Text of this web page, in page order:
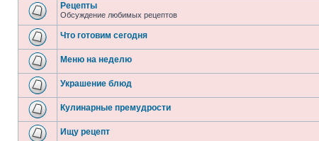
Рецепты
Обсуждение любимых рецептов
Что готовим сегодня
Меню на неделю
Украшение блюд
Кулинарные премудрости
Ищу рецепт